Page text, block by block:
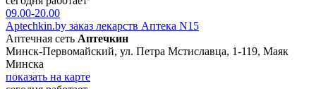
09.00-20.00
Aptechkin.by заказ лекарств Аптека N15
Аптечная сеть Аптечкин
Минск-Первомайский, ул. Петра Мстиславца, 1-119, Маяк
Минска
показать на карте